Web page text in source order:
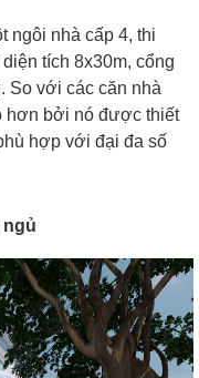
ngôi nhà cấp 4, thi
tích 8x30m, cổng
So với các căn nhà
hơn bởi nó được thiết
hợp với đại đa số
ngủ